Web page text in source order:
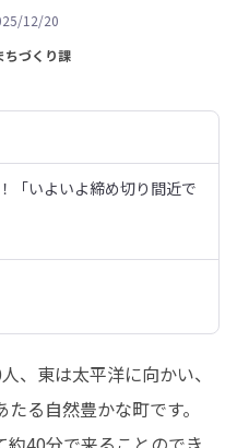
12/20
ちづくり課
「いよいよ締め切り間近で
、東は太平洋に向かい、
る自然豊かな町です。